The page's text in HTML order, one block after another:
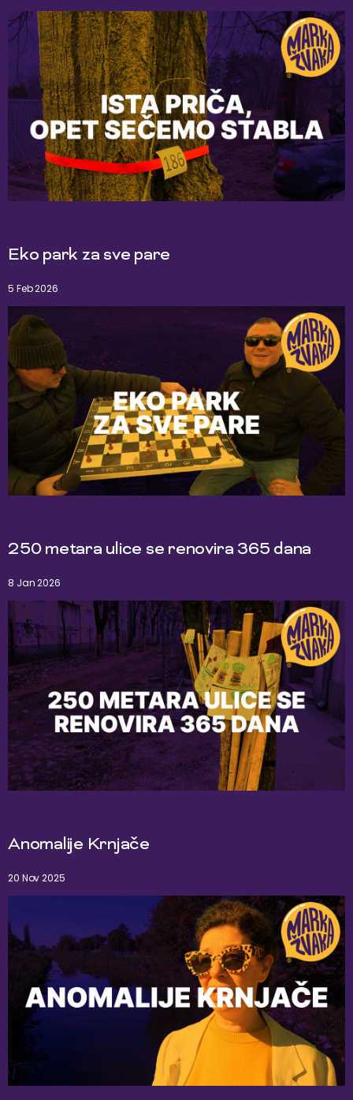
Eko park za sve pare
5 Feb 2026
250 metara ulice se renovira 365 dana
8 Jan 2026
Anomalije Krnjače
20 Nov 2025